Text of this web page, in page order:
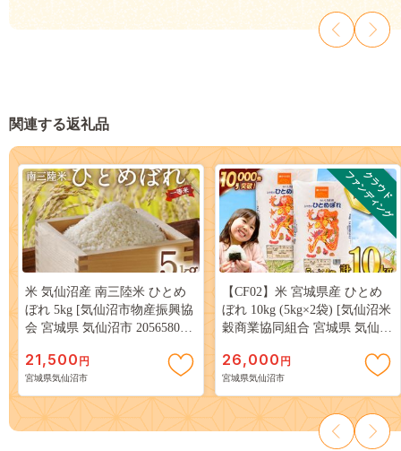
関連する返礼品
米 気仙沼産 南三陸米 ひとめ
ぼれ 5kg [気仙沼市物産振興協
会 宮城県 気仙沼市 20565805]
米 ブランド米 ご飯 ごはん 小
分け 家庭用
21,500 円
宮城県気仙沼市
【CF02】米 宮城県産 ひとめ
ぼれ 10kg (5kg×2袋) [気仙沼米
穀商業協同組合 宮城県 気仙沼
米 白米 精米 ご飯 ごはん コメ
こめ お米 小分け 家庭用
26,000 円
宮城県気仙沼市